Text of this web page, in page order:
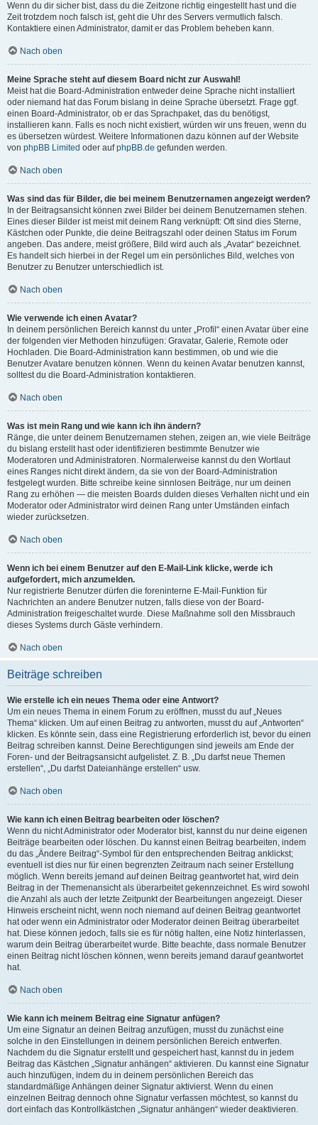
Wenn du dir sicher bist, dass du die Zeitzone richtig eingestellt hast und die
Zeit trotzdem noch falsch ist, geht die Uhr des Servers vermutlich falsch.
Kontaktiere einen Administrator, damit er das Problem beheben kann.
Nach oben
Meine Sprache steht auf diesem Board nicht zur Auswahl!
Meist hat die Board-Administration entweder deine Sprache nicht installiert
oder niemand hat das Forum bislang in deine Sprache übersetzt. Frage ggf.
einen Board-Administrator, ob er das Sprachpaket, das du benötigst,
installieren kann. Falls es noch nicht existiert, würden wir uns freuen, wenn du
es übersetzen würdest. Weitere Informationen dazu können auf der Website
von phpBB Limited oder aufphpBB.de gefunden werden.
Nach oben
Was sind das für Bilder, die bei meinem Benutzernamen angezeigt werden?
In der Beitragsansicht können zwei Bilder bei deinem Benutzernamen stehen.
Eines dieser Bilder ist meist mit deinem Rang verknüpft: Oft sind dies Sterne,
Kästchen oder Punkte, die deine Beitragszahl oder deinen Status im Forum
angeben. Das andere, meist größere, Bild wird auch als „Avatar“ bezeichnet.
Es handelt sich hierbei in der Regel um ein persönliches Bild, welches von
Benutzer zu Benutzer unterschiedlich ist.
Nach oben
Wie verwende ich einen Avatar?
In deinem persönlichen Bereich kannst du unter „Profil“ einen Avatar über eine
der folgenden vier Methoden hinzufügen: Gravatar, Galerie, Remote oder
Hochladen. Die Board-Administration kann bestimmen, ob und wie die
Benutzer Avatare benutzen können. Wenn du keinen Avatar benutzen kannst,
solltest du die Board-Administration kontaktieren.
Nach oben
Was ist mein Rang und wie kann ich ihn ändern?
Ränge, die unter deinem Benutzernamen stehen, zeigen an, wie viele Beiträge
du bislang erstellt hast oder identifizieren bestimmte Benutzer wie
Moderatoren und Administratoren. Normalerweise kannst du den Wortlaut
eines Ranges nicht direkt ändern, da sie von der Board-Administration
festgelegt wurden. Bitte schreibe keine sinnlosen Beiträge, nur um deinen
Rang zu erhöhen — die meisten Boards dulden dieses Verhalten nicht und ein
Moderator oder Administrator wird deinen Rang unter Umständen einfach
wieder zurücksetzen.
Nach oben
Wenn ich bei einem Benutzer auf den E-Mail-Link klicke, werde ich
aufgefordert, mich anzumelden.
Nur registrierte Benutzer dürfen die foreninterne E-Mail-Funktion für
Nachrichten an andere Benutzer nutzen, falls diese von der Board-
Administration freigeschaltet wurde. Diese Maßnahme soll den Missbrauch
dieses Systems durch Gäste verhindern.
Nach oben
Beiträge schreiben
Wie erstelle ich ein neues Thema oder eine Antwort?
Um ein neues Thema in einem Forum zu eröffnen, musst du auf „Neues
Thema“ klicken. Um auf einen Beitrag zu antworten, musst du auf „Antworten“
klicken. Es könnte sein, dass eine Registrierung erforderlich ist, bevor du einen
Beitrag schreiben kannst. Deine Berechtigungen sind jeweils am Ende der
Foren- und der Beitragsansicht aufgelistet. Z. B. „Du darfst neue Themen
erstellen“, „Du darfst Dateianhänge erstellen“ usw.
Nach oben
Wie kann ich einen Beitrag bearbeiten oder löschen?
Wenn du nicht Administrator oder Moderator bist, kannst du nur deine eigenen
Beiträge bearbeiten oder löschen. Du kannst einen Beitrag bearbeiten, indem
du das „Ändere Beitrag“-Symbol für den entsprechenden Beitrag anklickst;
eventuell ist dies nur für einen begrenzten Zeitraum nach seiner Erstellung
möglich. Wenn bereits jemand auf deinen Beitrag geantwortet hat, wird dein
Beitrag in der Themenansicht als überarbeitet gekennzeichnet. Es wird sowohl
die Anzahl als auch der letzte Zeitpunkt der Bearbeitungen angezeigt. Dieser
Hinweis erscheint nicht, wenn noch niemand auf deinen Beitrag geantwortet
hat oder wenn ein Administrator oder Moderator deinen Beitrag überarbeitet
hat. Diese können jedoch, falls sie es für nötig halten, eine Notiz hinterlassen,
warum dein Beitrag überarbeitet wurde. Bitte beachte, dass normale Benutzer
einen Beitrag nicht löschen können, wenn bereits jemand darauf geantwortet
hat.
Nach oben
Wie kann ich meinem Beitrag eine Signatur anfügen?
Um eine Signatur an deinen Beitrag anzufügen, musst du zunächst eine
solche in den Einstellungen in deinem persönlichen Bereich entwerfen.
Nachdem du die Signatur erstellt und gespeichert hast, kannst du in jedem
Beitrag das Kästchen „Signatur anhängen“ aktivieren. Du kannst eine Signatur
auch hinzufügen, indem du in deinem persönlichen Bereich das
standardmäßige Anhängen deiner Signatur aktivierst. Wenn du einen
einzelnen Beitrag dennoch ohne Signatur verfassen möchtest, so kannst du
dort einfach das Kontrollkästchen „Signatur anhängen“ wieder deaktivieren.